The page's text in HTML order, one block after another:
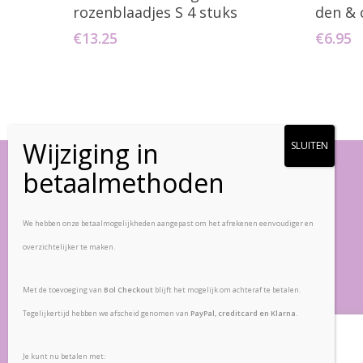
rozenblaadjes S 4 stuks
€13.25
den &
€6.95
Zandpad-Driemond 5
Nederland
Retourbeleid
We hebben onze betaalmogelijkheden aangepast om het afrekenen eenvoudiger en
overzichtelijker te maken.
Met de toevoeging van Bol Checkout blijft het mogelijk om achteraf te betalen.
Tegelijkertijd hebben we afscheid genomen van PayPal, creditcard en Klarna.
Je kunt nu betalen met: